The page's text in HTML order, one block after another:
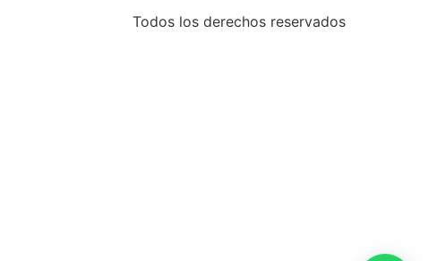
Todos los derechos reservados